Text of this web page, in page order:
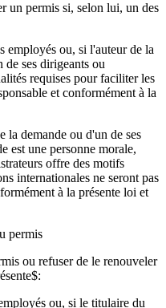
un permis si, selon lui, un des
employés ou, si l'auteur de la
de ses dirigeants ou
requises pour faciliter les
et conformément à la
la demande ou d'un de ses
est une personne morale,
offre des motifs
internationales ne seront pas
à la présente loi et
permis
ou refuser de le renouveler
ou, si le titulaire du